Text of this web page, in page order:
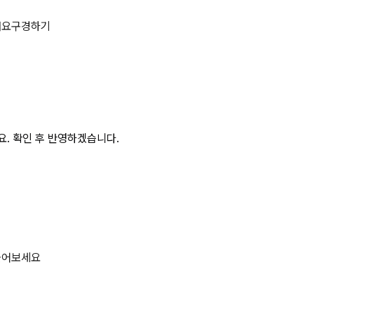
템의 평가 계수 4가지 쓰시오 상세 페이지
구경하기
. 확인 후 반영하겠습니다.
보세요